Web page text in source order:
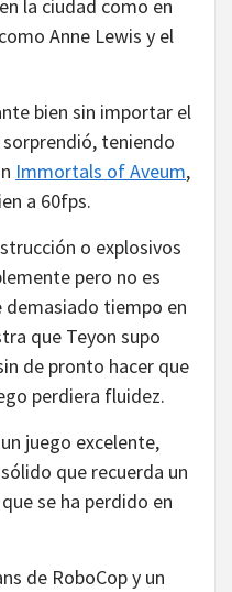
la ciudad como en
Anne Lewis y el
bien sin importar el
teniendo
Immortals of Aveum,
a 60fps.
o explosivos
pero no es
tiempo en
que Teyon supo
de pronto hacer que
perdiera fluidez.
juego excelente,
que recuerda un
se ha perdido en
de RoboCop y un